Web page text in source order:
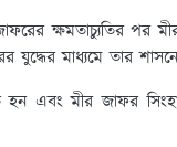
ক্ষমতাচ্যুতির পর
যুদ্ধের মাধ্যমে তার
হন এবং মীর জাফর